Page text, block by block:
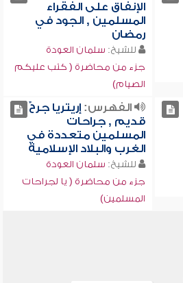
الإنفاق على الفقراء
المسلمين , الجود في
رمضان
للشيخ: سلمان العودة
جزء من محاضرة ( كتب عليكم
الصيام)
الفهرس:إريتريا جرحٌ
قديم , جراحات
المسلمين متعددة في
الغرب والبلاد الإسلامية
للشيخ: سلمان العودة
جزء من محاضرة ( يا لجراحات
المسلمين)